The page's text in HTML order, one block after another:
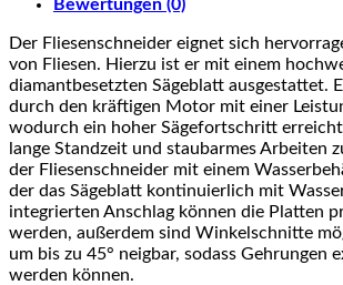
Bewertungen (0)
Der Fliesenschneider eignet sich
von Fliesen. Hierzu ist er mit einem
diamantbesetzten Sägeblatt ausgestattet.
durch den kräftigen Motor mit einer
wodurch ein hoher Sägefortschritt
lange Standzeit und staubarmes Arbeiten
der Fliesenschneider mit einem
der das Sägeblatt kontinuierlich mit
integrierten Anschlag können die Platten
werden, außerdem sind Winkelschnitte
um bis zu 45° neigbar, sodass Gehrungen
werden können.